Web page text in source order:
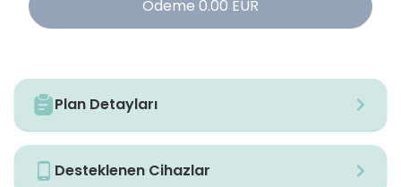
Ödeme 0.00 EUR
Plan Detayları
Desteklenen Cihazlar